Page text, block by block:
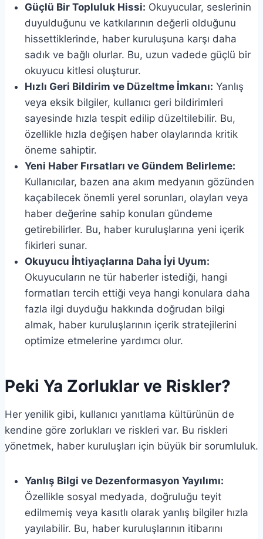
Güçlü Bir Topluluk Hissi: Okuyucular, seslerinin
duyulduğunu ve katkılarının değerli olduğunu
hissettiklerinde, haber kuruluşuna karşı daha
sadık ve bağlı olurlar. Bu, uzun vadede güçlü bir
okuyucu kitlesi oluşturur.
Hızlı Geri Bildirim ve Düzeltme İmkanı: Yanlış
veya eksik bilgiler, kullanıcı geri bildirimleri
sayesinde hızla tespit edilip düzeltilebilir. Bu,
özellikle hızla değişen haber olaylarında kritik
öneme sahiptir.
Yeni Haber Fırsatları ve Gündem Belirleme:
Kullanıcılar, bazen ana akım medyanın gözünden
kaçabilecek önemli yerel sorunları, olayları veya
haber değerine sahip konuları gündeme
getirebilirler. Bu, haber kuruluşlarına yeni içerik
fikirleri sunar.
Okuyucu İhtiyaçlarına Daha İyi Uyum:
Okuyucuların ne tür haberler istediği, hangi
formatları tercih ettiği veya hangi konulara daha
fazla ilgi duyduğu hakkında doğrudan bilgi
almak, haber kuruluşlarının içerik stratejilerini
optimize etmelerine yardımcı olur.
Peki Ya Zorluklar ve Riskler?
Her yenilik gibi, kullanıcı yanıtlama kültürünün de
kendine göre zorlukları ve riskleri var. Bu riskleri
yönetmek, haber kuruluşları için büyük bir sorumluluk.
Yanlış Bilgi ve Dezenformasyon Yayılımı:
Özellikle sosyal medyada, doğruluğu teyit
edilmemiş veya kasıtlı olarak yanlış bilgiler hızla
yayılabilir. Bu, haber kuruluşlarının itibarını